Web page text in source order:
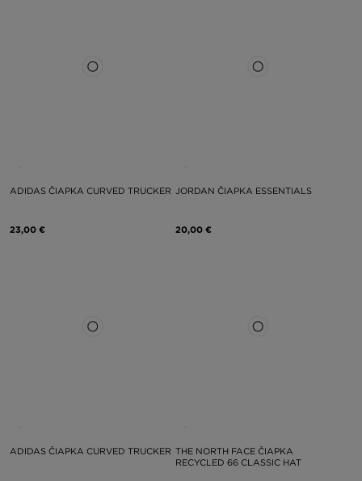
ADIDAS ČIAPKA CURVED TRUCKER
23,00 €
JORDAN ČIAPKA ESSENTIALS
20,00 €
ADIDAS ČIAPKA CURVED TRUCKER THE NORTH FACE ČIAPKA
RECYCLED 66 CLASSIC HAT